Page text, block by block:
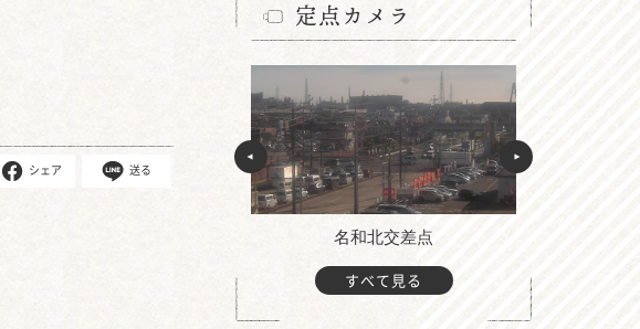
シェア 送る
定点カメラ
名和北交差点
すべて見る